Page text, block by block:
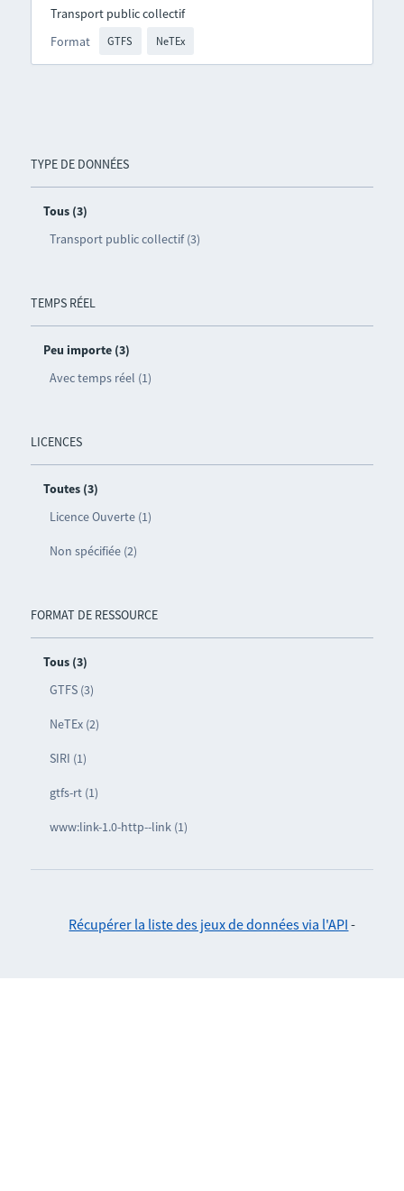
TYPE DE DONNÉES
Tous (3)
Transport public collectif (3)
TEMPS RÉEL
Peu importe (3)
Avec temps réel (1)
LICENCES
Toutes (3)
Licence Ouverte (1)
Non spécifiée (2)
FORMAT DE RESSOURCE
Tous (3)
GTFS (3)
NeTEx (2)
SIRI (1)
gtfs-rt (1)
www:link-1.0-http--link (1)
Format GTFS NeTEx
Transport public collectif
Récupérer la liste des jeux de données via l'API -